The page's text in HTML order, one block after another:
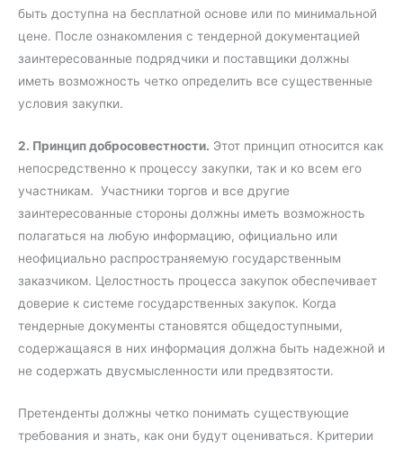
быть доступна на бесплатной основе или по минимальной
цене. После ознакомления с тендерной документацией
заинтересованные подрядчики и поставщики должны
иметь возможность четко определить все существенные
условия закупки.
2. Принцип добросовестности. Этот принцип относится как
непосредственно к процессу закупки, так и ко всем его
участникам. Участники торгов и все другие
заинтересованные стороны должны иметь возможность
полагаться на любую информацию, официально или
неофициально распространяемую государственным
заказчиком. Целостность процесса закупок обеспечивает
доверие к системе государственных закупок. Когда
тендерные документы становятся общедоступными,
содержащаяся в них информация должна быть надежной и
не содержать двусмысленности или предвзятости.
Претенденты должны четко понимать существующие
требования и знать, как они будут оцениваться. Критерии